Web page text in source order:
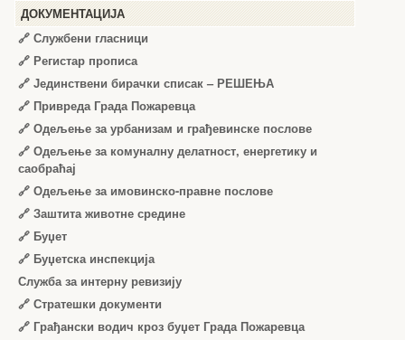
ДОКУМЕНТАЦИЈА
🔗 Службени гласници
🔗 Регистар прописа
🔗 Јединствени бирачки списак – РЕШЕЊА
🔗 Привреда Града Пожаревца
🔗 Одељење за урбанизам и грађевинске послове
🔗 Одељење за комуналну делатност, енергетику и
саобраћај
🔗 Одељење за имовинско-правне послове
🔗 Заштита животне средине
🔗 Буџет
🔗 Буџетска инспекција
Служба за интерну ревизију
🔗 Стратешки документи
🔗 Грађански водич кроз буџет Града Пожаревца